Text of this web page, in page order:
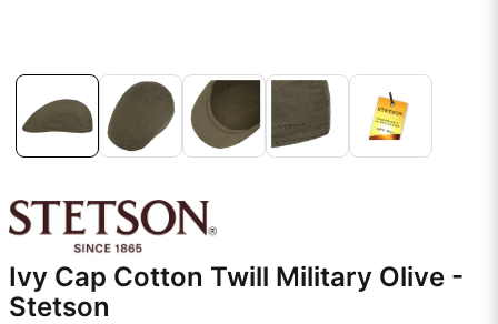
Ivy Cap Cotton Twill Military Olive -
Stetson